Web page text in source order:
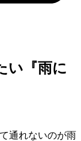
い『雨に
通れないのが雨